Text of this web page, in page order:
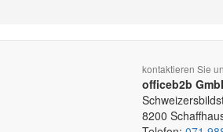
kontaktieren Sie
officeb2b
8200